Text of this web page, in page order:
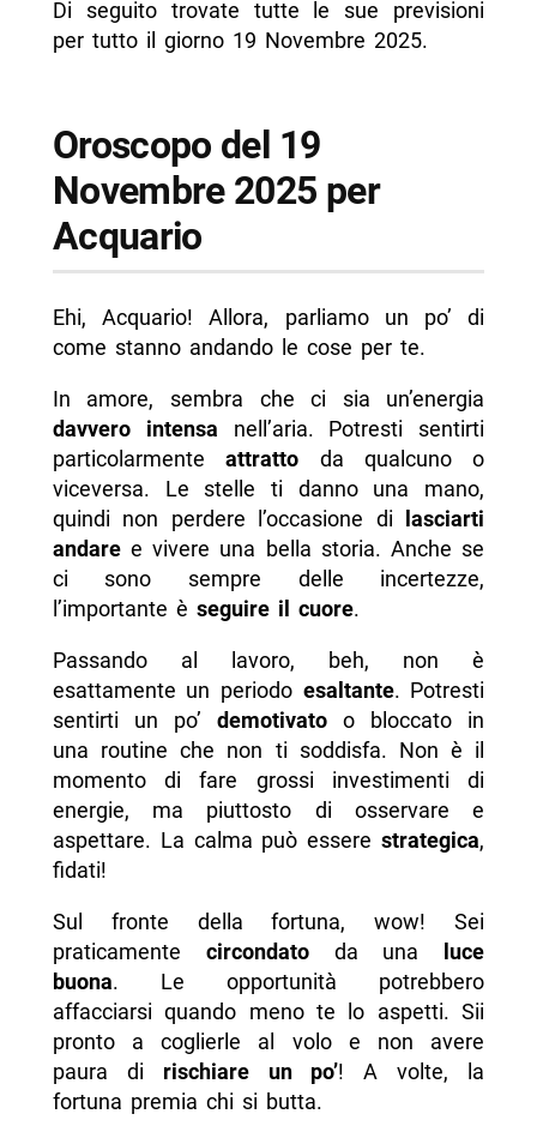
Di seguito trovate tutte le sue previsioni
per tutto il giorno 19 Novembre 2025.
Oroscopo del 19
Novembre 2025 per
Acquario
Ehi, Acquario! Allora, parliamo un po’ di
come stanno andando le cose per te.
In amore, sembra che ci sia un’energia
davvero intensa nell’aria. Potresti sentirti
particolarmenteattratto da qualcuno o
viceversa. Le stelle ti danno una mano,
quindi non perdere l’occasione di
lasciarti
andaree vivere una bella storia. Anche se
ci sono sempre delle incertezze,
l’importante è seguire il cuore.
Passando al lavoro, beh, non è
esattamente un periodo esaltante. Potresti
sentirti un po’ demotivato o bloccato in
una routine che non ti soddisfa. Non è il
momento di fare grossi investimenti di
energie, ma piuttosto di osservare e
aspettare. La calma può esserestrategica,
fidati!
Sul fronte della fortuna, wow! Sei
praticamente circondatoda una
luce
buona. Le opportunità potrebbero
affacciarsi quando meno te lo aspetti. Sii
pronto a coglierle al volo e non avere
paura di rischiare un po’! A volte, la
fortuna premia chi si butta.